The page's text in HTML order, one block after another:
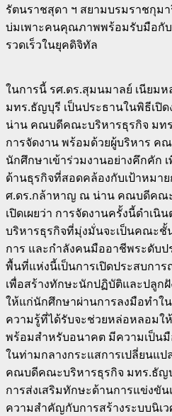
รัตนราชสุดา ฯ สยามบรมราชกุม
บ่มเพาะคนคุณภาพพร้อมรับมือกับ
รวดเร็วในยุคดิจิทัล
ในการนี้ รศ.ดร.สุมนมาลย์ เนียมห
มทร.ธัญบุรี เป็นประธานในพิธีเปิ
น่าน คณบดีคณะบริหารธุรกิจ มท
การจัดงาน พร้อมด้วยผู้บริหาร ค
นักศึกษาเข้าร่วมงานอย่างคึกคัก
ด้านธุรกิจที่สอดคล้องกับเป้าหมา
ศ.ดร.กล้าหาญ ณ น่าน คณบดีคณ
เปิดเผยว่า การจัดงานครั้งนี้ดำเ
บริหารธุรกิจที่มุ่งมั่นจะเป็นคณะ
การ และกำลังคนมืออาชีพระดับป
พื้นที่แห่งนี้เป็นการเปิดประสบกา
เพื่อสร้างทักษะนักปฏิบัติและปลูก
ให้แก่นักศึกษาผ่านการลงมือทำใ
ความรู้ที่ได้รับจะช่วยหล่อหลอมใ
พร้อมสำหรับอนาคต มีความเป็น
ในท่ามกลางกระแสการเปลี่ยนแ
คณบดีคณะบริหารธุรกิจ มทร.ธัญ
การส่งเสริมทักษะด้านการแข่งขั
ความสำคัญกับการสร้างระบบนิเ